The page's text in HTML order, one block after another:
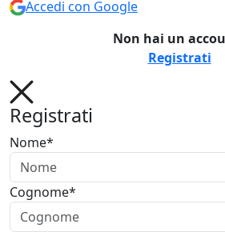
Accedi con Google
Non hai un
Registrati
Registrati
Nome*
Cognome*